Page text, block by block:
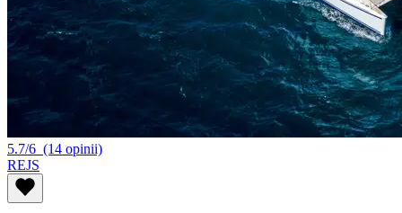
5.7/6 (14 opinii)
REJS